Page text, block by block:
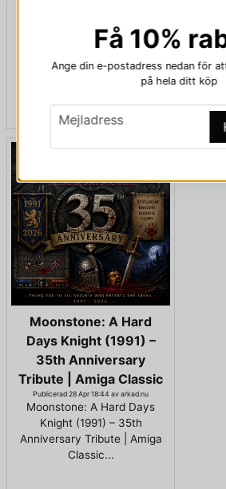
of
Moonstone: A Hard
Days Knight (1991) –
35th Anniversary
Tribute | Amiga Classic
Publicerad 28 Apr 18:44 av arkad.nu
Moonstone: A Hard Days
Knight (1991) – 35th
Anniversary Tribute | Amiga
Classic...
Få 10%
Ange din e-postadress nedan för
på hela ditt köp
email
Mejladress